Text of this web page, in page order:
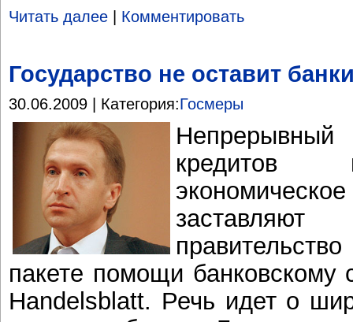
Читать далее Комментировать
Государство не оставит
30.06.2009 | Категория:Госмеры
кредитов
пакете помощи банковскому
Handelsblatt. Речь идет о